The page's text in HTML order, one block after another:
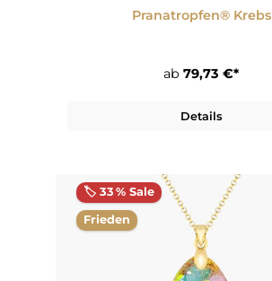
Pranatropfen® Krebs
ab 79,73 €*
Details
🏷️ 33 % Sale
Frieden